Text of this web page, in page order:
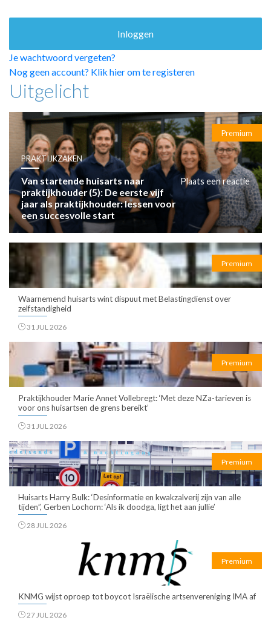
PRAKTIJKZAKEN
TARIEVEN
VPHUISARTSEN
MEDISCHE VAKHANDEL
INLOGGEN
REGISTRATIE
Je wachtwoord vergeten?
Nog geen account? Klik hier om te registeren
Uitgelicht
Premium
PRAKTIJKZAKEN
Van startende huisarts naar
praktijkhouder (5): De eerste vijf
jaar als praktijkhouder: lessen voor
een succesvolle start
Plaats een reactie
Premium
Waarnemend huisarts wint dispuut met Belastingdienst over
zelfstandigheid
31 JUL 2026
Premium
Praktijkhouder Marie Annet Vollebregt: ‘Met deze NZa-tarieven is
voor ons huisartsen de grens bereikt’
31 JUL 2026
Premium
Huisarts Harry Bulk: ‘Desinformatie en kwakzalverij zijn van alle
tijden”, Gerben Lochorn: ‘Als ik doodga, ligt het aan jullie’
28 JUL 2026
Premium
KNMG wijst oproep tot boycot Israëlische artsenvereniging IMA af
27 JUL 2026